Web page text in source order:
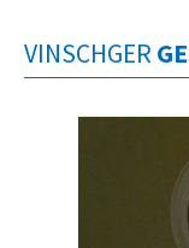
VINSCHGER